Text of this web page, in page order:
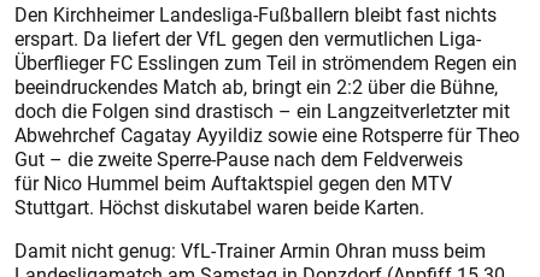
Den Kirchheimer Landes­liga-Fußballern bleibt fast nichts
erspart. Da liefert der VfL gegen den vermutlichen Liga-
Überflieger FC Esslingen zum Teil in strömendem Regen ein
beeindruckendes Match ab, bringt ein 2:2 über die Bühne,
doch die Folgen sind drastisch – ein Langzeitverletzter mit
Abwehrchef Cagatay Ayyildiz sowie eine Rotsperre für Theo
Gut – die zweite Sperre-Pause nach dem Feldverweis
für Nico Hummel beim Auftaktspiel gegen den MTV
Stuttgart. Höchst diskutabel waren beide Karten.
Damit nicht genug: VfL-Trainer Armin Ohran muss beim